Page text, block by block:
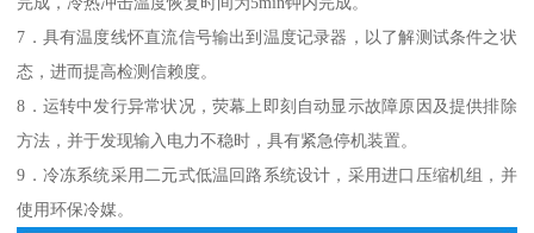
7．具有温度线怀直流信号输出到温度记录器，以了解测试条件之状
态，进而提高检测信赖度。
8．运转中发行异常状况，荧幕上即刻自动显示故障原因及提供排除
方法，并于发现输入电力不稳时，具有紧急停机装置。
9．冷冻系统采用二元式低温回路系统设计，采用进口压缩机组，并
使用环保冷媒。